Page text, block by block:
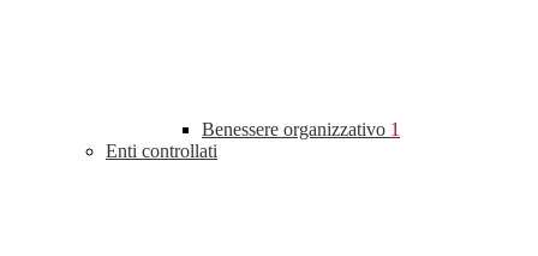
Benessere organizzativo 1
Enti controllati